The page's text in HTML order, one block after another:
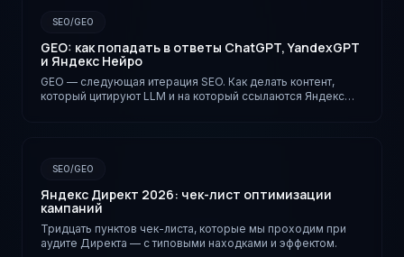
SEO/GEO
GEO: как попадать в ответы ChatGPT, YandexGPT
и Яндекс Нейро
GEO — следующая итерация SEO. Как делать контент,
который цитируют LLM и на который ссылаются Яндекс
SEO/GEO
Яндекс Директ 2026: чек-лист оптимизации
кампаний
Тридцать пунктов чек-листа, которые мы проходим при
аудите Директа — с типовыми находками и эффектом.